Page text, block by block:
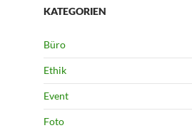
KATEGORIEN
Büro
Ethik
Event
Foto